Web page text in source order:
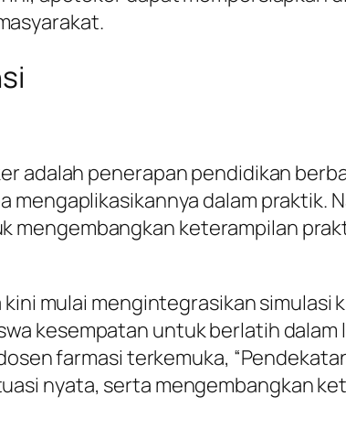
adalah penerapan pendidikan
dalam praktik.
mengembangkan keterampilan
mulai mengintegrasikan simulasi
kesempatan untuk berlatih
farmasi terkemuka,
nyata, serta mengembangkan